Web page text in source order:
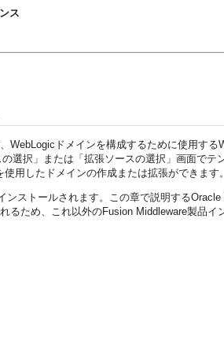
ス
WebLogicドメインを構成するために使用す
選択」 または 「拡張ソースの選択」 画面でテ
用したドメインの作成または拡張ができます
ストールされます。この章で説明する
ため、これ以外のFusion Middleware製品イ